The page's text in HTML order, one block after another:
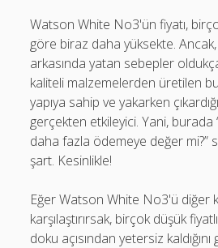
Watson White No3'ün fiyatı,
göre biraz daha yüksekte. Ancak,
arkasında yatan sebepler
kaliteli malzemelerden üretilen
yapıya sahip ve yakarken
gerçekten etkileyici. Yani, burada
daha fazla ödemeye değer mi?”
şart. Kesinlikle!
Eğer Watson White No3'ü diğer
karşılaştırırsak, birçok düşük
doku açısından yetersiz